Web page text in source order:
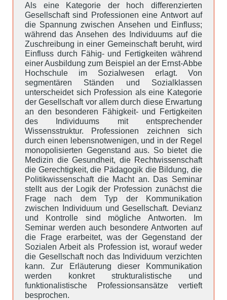
Als eine Kategorie der hoch differenzierten
Gesellschaft sind Professionen eine Antwort auf
die Spannung zwischen Ansehen und Einfluss;
während das Ansehen des Individuums auf die
Zuschreibung in einer Gemeinschaft beruht, wird
Einfluss durch Fähig- und Fertigkeiten während
einer Ausbildung zum Beispiel an der Ernst-Abbe
Hochschule im Sozialwesen erlagt. Von
segmentären Ständen und Sozialklassen
unterscheidet sich Profession als eine Kategorie
der Gesellschaft vor allem durch diese Erwartung
an den besonderen Fähigkeit- und Fertigkeiten
des Individuums mit entsprechender
Wissensstruktur. Professionen zeichnen sich
durch einen lebensnotwenigen, und in der Regel
monopolisierten Gegenstand aus. So bietet die
Medizin die Gesundheit, die Rechtwissenschaft
die Gerechtigkeit, die Pädagogik die Bildung, die
Politikwissenschaft die Macht an. Das Seminar
stellt aus der Logik der Profession zunächst die
Frage nach dem Typ der Kommunikation
zwischen Individuum und Gesellschaft. Devianz
und Kontrolle sind mögliche Antworten. Im
Seminar werden auch besondere Antworten auf
die Frage erarbeitet, was der Gegenstand der
Sozialen Arbeit als Profession ist, worauf weder
die Gesellschaft noch das Individuum verzichten
kann. Zur Erläuterung dieser Kommunikation
werden konkret strukturalistische und
funktionalistische Professionsansätze vertieft
besprochen.